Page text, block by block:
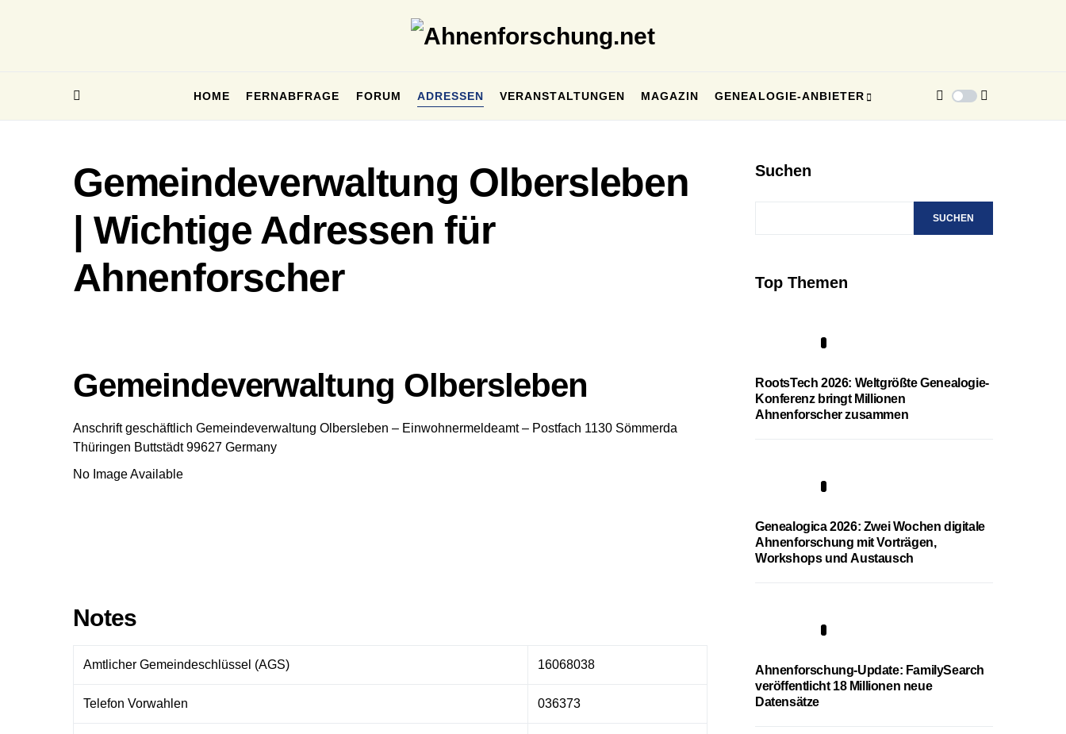
HOME FERNABFRAGE FORUM ADRESSEN VERANSTALTUNGEN MAGAZIN GENEALOGIE-ANBIETER
Gemeindeverwaltung Olbersleben
| Wichtige Adressen für
Ahnenforscher
Gemeindeverwaltung Olbersleben
Anschrift geschäftlich Gemeindeverwaltung Olbersleben – Einwohnermeldeamt – Postfach 1130 Sömmerda
Thüringen Buttstädt 99627 Germany
No Image Available
Notes
Amtlicher Gemeindeschlüssel (AGS) 16068038
Telefon Vorwahlen 036373
Suchen
SUCHEN
Top Themen
RootsTech 2026: Weltgrößte Genealogie-
Konferenz bringt Millionen
Ahnenforscher zusammen
Genealogica 2026: Zwei Wochen digitale
Ahnenforschung mit Vorträgen,
Workshops und Austausch
Ahnenforschung-Update: FamilySearch
veröffentlicht 18 Millionen neue
Datensätze